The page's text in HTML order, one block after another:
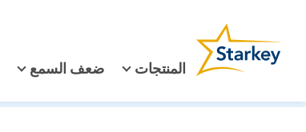
المنتجات ضعف السمع